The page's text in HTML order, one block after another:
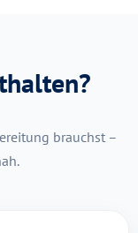
brauchst –